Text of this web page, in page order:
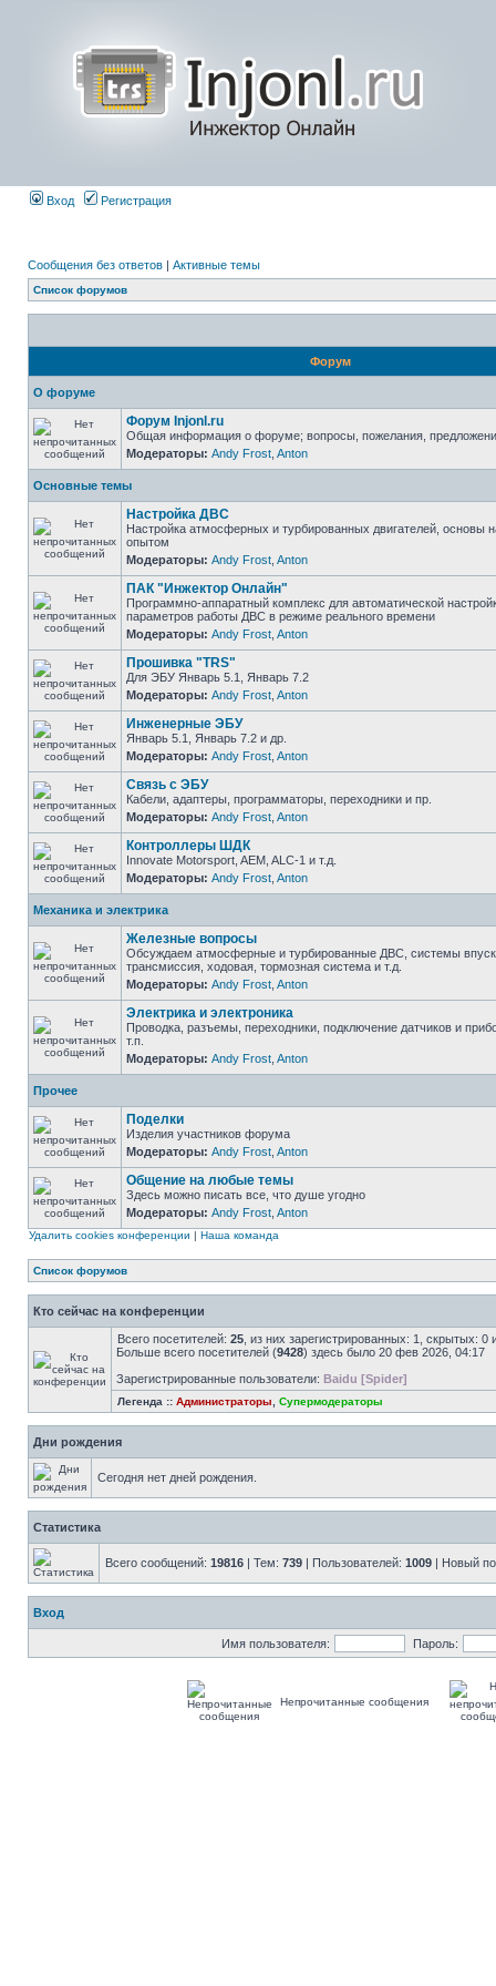
Вход Регистрация
Сообщения без ответов | Активные темы
Список форумов
Форум
О форуме
Форум Injonl.ru
Общая информация о форуме; вопросы, пожелания,
Модераторы: Andy Frost Anton
Основные темы
Настройка ДВС
Настройка атмосферных и турбированных двигателей, основы
опытом
Модераторы: Andy Frost Anton
ПАК "Инжектор Онлайн"
Программно-аппаратный комплекс для автоматической
параметров работы ДВС в режиме реального времени
Модераторы: Andy Frost Anton
Прошивка "TRS"
Для ЭБУ Январь 5.1, Январь 7.2
Модераторы: Andy Frost Anton
Инженерные ЭБУ
Январь 5.1, Январь 7.2 и др.
Модераторы: Andy Frost Anton
Связь с ЭБУ
Кабели, адаптеры, программаторы, переходники и пр.
Модераторы: Andy Frost Anton
Контроллеры ШДК
Innovate Motorsport, AEM, ALC-1 и т.д.
Модераторы: Andy Frost Anton
Механика и электрика
Железные вопросы
Обсуждаем атмосферные и турбированные ДВС, системы
трансмиссия, ходовая, тормозная система и т.д.
Модераторы: Andy Frost Anton
Электрика и электроника
Проводка, разъемы, переходники, подключение датчиков и
т.п.
Модераторы: Andy Frost Anton
Прочее
Поделки
Изделия участников форума
Модераторы: Andy Frost Anton
Общение на любые темы
Здесь можно писать все, что душе угодно
Модераторы: Andy Frost Anton
Удалить cookies конференции | Наша команда
Список форумов
Кто сейчас на конференции
Всего посетителей: 25 , из них зарегистрированных: 1, скрытых:
Больше всего посетителей (9428) здесь было 20 фев 2026, 04:17
Зарегистрированные пользователи: Baidu [Spider]
Легенда :: Администраторы Супермодераторы
Дни рождения
Сегодня нет дней рождения.
Статистика
Всего сообщений: 19816 | Тем: 739 | Пользователей: 1009 | Новый
Вход
Имя пользователя: Пароль:
Непрочитанные сообщения